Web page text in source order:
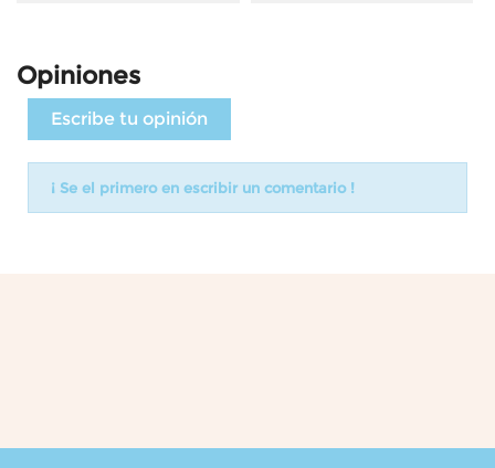
Opiniones
Escribe tu opinión
¡ Se el primero en escribir un comentario !